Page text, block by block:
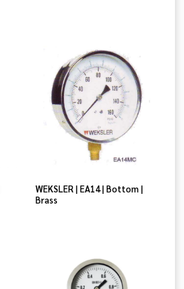
WEKSLER | EA14 | Bottom |
Brass